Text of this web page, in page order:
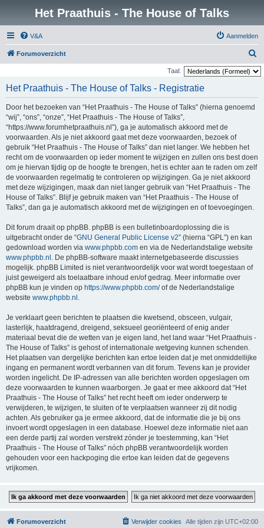
Het Praathuis - The House of Talks
V&A Aanmelden
Forumoverzicht
o
Taal:
Het Praathuis - The House of Talks - Registratie
Door het bezoeken van “Het Praathuis - The House of Talks” (hierna genoemd
“wij”, “ons”, “onze”, “Het Praathuis - The House of Talks”,
“https://www.forumhetpraathuis.nl”), ga je automatisch akkoord met de
voorwaarden. Als je niet akkoord gaat met deze voorwaarden, bezoek of
gebruik “Het Praathuis - The House of Talks” dan niet langer. We hebben het
recht om de voorwaarden op ieder moment te wijzigen en zullen ons best doen
om je hiervan tijdig op de hoogte te brengen, het is echter aan te raden om zelf
de voorwaarden regelmatig te controleren op wijzigingen. Ga je niet akkoord
met deze wijzigingen, maak dan niet langer gebruik van “Het Praathuis - The
House of Talks”. Blijf je gebruik maken van “Het Praathuis - The House of
Talks”, dan ga je automatisch akkoord met de wijzigingen en of toevoegingen.
Dit forum draait op phpBB. phpBB is een bulletinboardoplossing die is
uitgebracht onder de “GNU General Public License v2” (hierna “GPL”) en kan
gedownload worden via www.phpbb.com en via de Nederlandstalige website
www.phpbb.nl . De phpBB-software maakt internetgebaseerde discussies
mogelijk. phpBB Limited is niet verantwoordelijk voor wat wordt toegestaan of
juist geweigerd als toelaatbare inhoud en/of gedrag. Meer informatie over
phpBB kun je vinden op https://www.phpbb.com/of de Nederlandstalige
website www.phpbb.nl .
Je verklaart geen berichten te plaatsen die kwetsend, obsceen, vulgair,
lasterlijk, haatdragend, dreigend, seksueel georiënteerd of enig ander
materiaal bevat die de wetten van je eigen land, het land waar “Het Praathuis -
The House of Talks” is gehost of internationale wetgeving kunnen schenden.
Het plaatsen van dergelijke berichten kan ertoe leiden dat je met onmiddellijke
ingang en permanent wordt verbannen van dit forum. Tevens kan je provider
worden ingelicht. De IP-adressen van alle berichten worden opgeslagen om
deze voorwaarden te kunnen waarborgen. Je gaat er mee akkoord dat “Het
Praathuis - The House of Talks” het recht heeft om ieder onderwerp te
verwijderen, te wijzigen, te sluiten of te verplaatsen wanneer zij dit nodig
achten. Als gebruiker ga je ermee akkoord, dat de informatie die je bij ons
invoert wordt opgeslagen in een database. Hoewel deze informatie niet aan
een derde partij zal worden verstrekt zónder je toestemming, kan “Het
Praathuis - The House of Talks” nóch phpBB verantwoordelijk worden
gehouden voor een hackpoging die ertoe kan leiden dat de gegevens
vrijkomen.
Forumoverzicht Alle tijden zijn UTC+02:00
Verwijder cookies